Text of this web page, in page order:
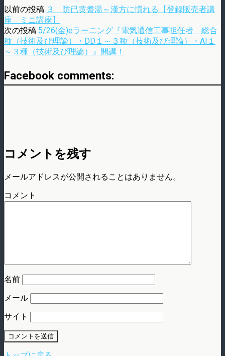
以前の投稿 ３ 防已黄耆湯～漢方に慣れる【登録販売者講
座 ミニ講座】
次の投稿 5/26(金)eラーニング『電気通信工事担任者 総合
種（技術及び理論）・DD１～３種（技術及び理論）・AI１
～３種（技術及び理論）』開講！
Facebook comments:
コメントを残す
メールアドレスが公開されることはありません。
コメント
名前
メール
サイト